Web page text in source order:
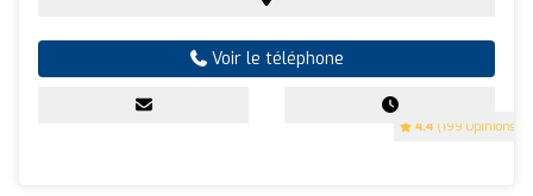
4.4 (199 Opinions)
Voir le téléphone